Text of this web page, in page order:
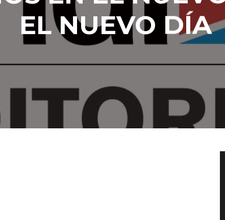
EL NUEVO DÍA